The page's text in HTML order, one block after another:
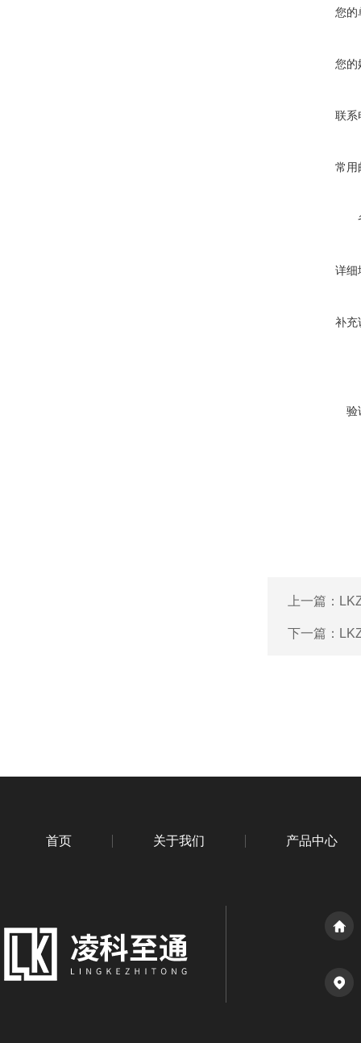
您的
您的
联系
常用
详细
补充
验
上一篇：
下一篇：
首页 关于我们 产品中心